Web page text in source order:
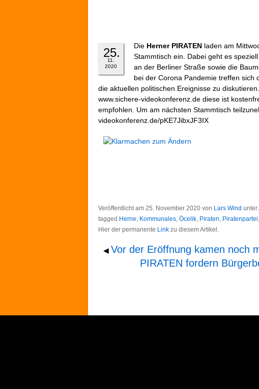
25.
11.
2020
Die Herner PIRATEN laden am
Stammtisch ein. Dabei geht es
an der Berliner Straße sowie die
bei der Corona Pandemie treffen sich
die aktuellen politischen Ereignisse zu
www.sichere-videokonferenz.de diese ist
empfohlen. Um am nächsten Stammtisch
videokonferenz.de/pKE7JibxJF3IX
Veröffentlicht am 25. November 2020 von Lars Wind unter
tagged Herne, Kommunales, Öcelik, Piraten, Piratenpartei,
Hier der permanente Link zu diesem Artikel.
◀ Vor der Eröffnung kamen noch
PIRATEN fordern